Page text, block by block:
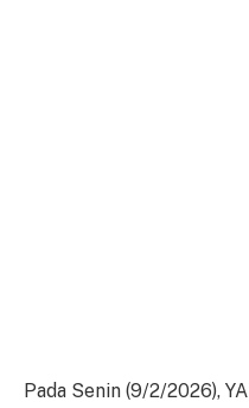
Pada Senin (9/2/2026),